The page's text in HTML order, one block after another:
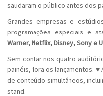
saudaram o público antes dos
Grandes empresas e
programações especiais e
Warner, Netflix, Disney, Sony e
Sem contar nos quatro
painéis, fora os lançamentos. ♥
de conteúdo simultâneos,
stand.